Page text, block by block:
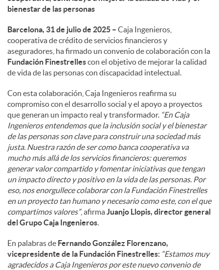
e
n
i
d
o
s
bienestar de las personas
Barcelona, 31 de julio de 2025 – Caja Ingenieros,
cooperativa de crédito de servicios financieros y
aseguradores, ha firmado un convenio de colaboración con la
Fundación Finestrellescon el objetivo de mejorar la calidad
de vida de las personas con discapacidad intelectual.
Con esta colaboración, Caja Ingenieros reafirma su
compromiso con el desarrollo social y el apoyo a proyectos
que generan un impacto real y transformador. “En Caja
Ingenieros entendemos que la inclusión social y el bienestar
de las personas son clave para construir una sociedad más
justa. Nuestra razón de ser como banca cooperativa va
mucho más allá de los servicios financieros: queremos
generar valor compartido y fomentar iniciativas que tengan
un impacto directo y positivo en la vida de las personas. Por
eso, nos enorgullece colaborar con la Fundación Finestrelles
en un proyecto tan humano y necesario como este, con el que
compartimos valores”, afirmaJuanjo Llopis, director general
del Grupo Caja Ingenieros.
En palabras de Fernando González Florenzano,
vicepresidente de la Fundación Finestrelles: “Estamos muy
agradecidos a Caja Ingenieros por este nuevo convenio de